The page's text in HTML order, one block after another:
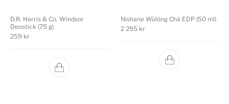
D.R. Harris & Co. Windsor
Deostick (75 g)
259 kr
Nishane Wūlóng Chá EDP (50 ml)
2 295 kr